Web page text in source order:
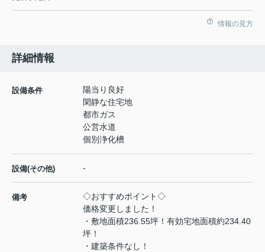
情報の見方
詳細情報
設備条件
陽当り良好
閑静な住宅地
都市ガス
公営水道
個別浄化槽
設備(その他) -
備考
◇おすすめポイント◇
価格変更しました！
・敷地面積236.55坪！有効宅地面積約234.40
坪！
・建築条件なし！